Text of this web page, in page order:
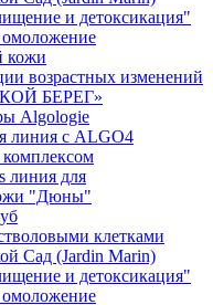
и детоксикация"
омоложение
кожи
возрастных изменений
БЕРЕГ»
Algologie
линия с ALGO4
линия для
"Дюны"
клетками
Сад (Jardin Marin)
и детоксикация"
омоложение